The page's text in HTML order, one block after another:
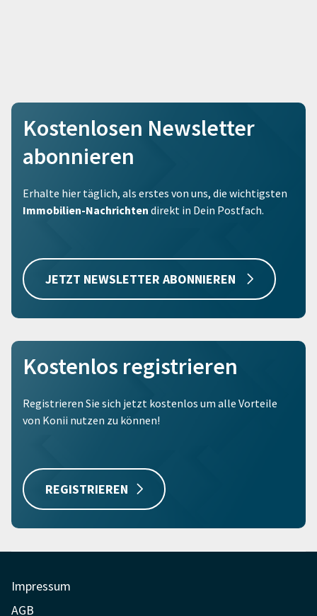
Kostenlosen Newsletter
abonnieren
Erhalte hier täglich, als erstes von uns, die wichtigsten
Immobilien-Nachrichten direkt in Dein Postfach.
JETZT NEWSLETTER ABONNIEREN
Kostenlos registrieren
Registrieren Sie sich jetzt kostenlos um alle Vorteile
von Konii nutzen zu können!
REGISTRIEREN
Impressum
AGB